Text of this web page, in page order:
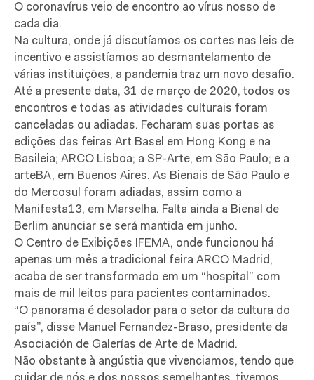
O coronavírus veio de encontro ao vírus nosso de
cada dia.
Na cultura, onde já discutíamos os cortes nas leis de
incentivo e assistíamos ao desmantelamento de
várias instituições, a pandemia traz um novo desafio.
Até a presente data, 31 de março de 2020, todos os
encontros e todas as atividades culturais foram
canceladas ou adiadas. Fecharam suas portas as
edições das feiras Art Basel em Hong Kong e na
Basileia; ARCO Lisboa; a SP-Arte, em São Paulo; e a
arteBA, em Buenos Aires. As Bienais de São Paulo e
do Mercosul foram adiadas, assim como a
Manifesta13, em Marselha. Falta ainda a Bienal de
Berlim anunciar se será mantida em junho.
O Centro de Exibições IFEMA, onde funcionou há
apenas um mês a tradicional feira ARCO Madrid,
acaba de ser transformado em um “hospital” com
mais de mil leitos para pacientes contaminados.
“O panorama é desolador para o setor da cultura do
país”, disse Manuel Fernandez-Braso, presidente da
Asociación de Galerías de Arte de Madrid.
Não obstante à angústia que vivenciamos, tendo que